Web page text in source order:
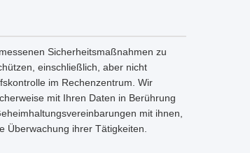
Sicherheitsmaßnahmen zu
einschließlich, aber nicht
im Rechenzentrum. Wir
mit Ihren Daten in Berührung
mit ihnen,
Überwachung ihrer Tätigkeiten.